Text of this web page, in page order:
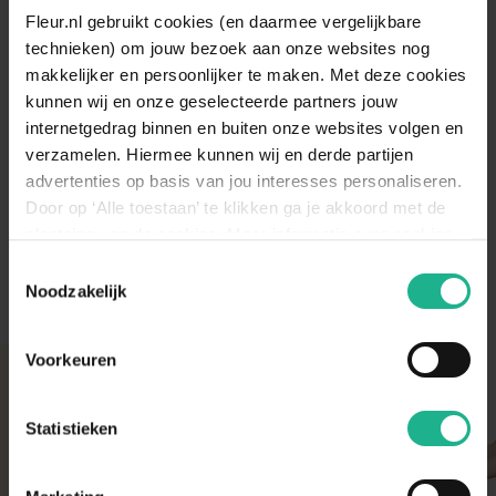
Fleur.nl gebruikt cookies (en daarmee vergelijkbare
technieken) om jouw bezoek aan onze websites nog
makkelijker en persoonlijker te maken. Met deze cookies
kunnen wij en onze geselecteerde partners jouw
internetgedrag binnen en buiten onze websites volgen en
verzamelen. Hiermee kunnen wij en derde partijen
advertenties op basis van jou interesses personaliseren.
Door op ‘Alle toestaan’ te klikken ga je akkoord met de
decookieverklaring op onze website.
Noodzakelijk
Voorkeuren
Statistieken
Jumilla vaas
v.a. € 49,95
Cahors vaas geel
v.a. € 47,95
direct van de kweker binnen. Verser kan niet!